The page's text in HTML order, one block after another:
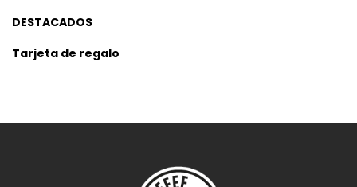
DESTACADOS
Tarjeta de regalo